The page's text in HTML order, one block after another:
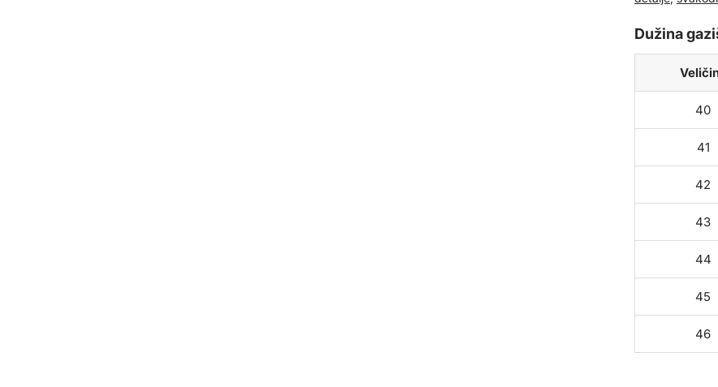
Dužina
40
41
42
43
44
45
46